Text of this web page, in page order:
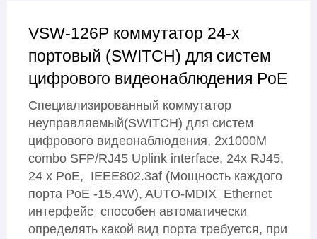
VSW-126P коммутатор 24-х
портовый (SWITCH) для систем
цифрового видеонаблюдения PoE
Специализированный коммутатор
неуправляемый(SWITCH) для систем
цифрового видеонаблюдения, 2x1000M
combo SFP/RJ45 Uplink interface, 24x RJ45,
24 x PoE, IEEE802.3af (Мощность каждого
порта PoE -15.4W), AUTO-MDIX Ethernet
интерфейс способен автоматически
определять какой вид порта требуется, при